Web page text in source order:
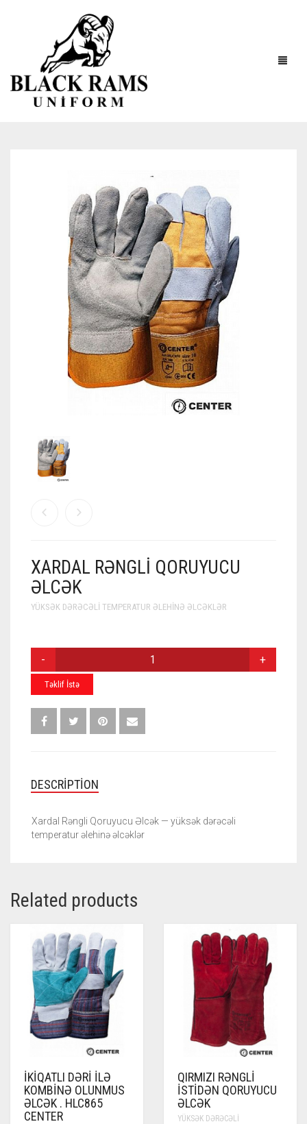
XARDAL RƏNGLI QORUYUCU
ƏLCƏK
YÜKSƏK DƏRƏCƏLI TEMPERATUR ƏLEHINƏ ƏLCƏKLƏR
QORUYUCU
ƏLCƏK
Təklif İstə
DESCRIPTION
Xardal Rəngli Qoruyucu Əlcək — yüksək dərəcəli
temperatur əlehinə əlcəklər
Related products
İKIQATLI DƏRI ILƏ
KOMBINƏ OLUNMUS
ƏLCƏK . HLC865
CENTER
QIRMIZI RƏNGLI
İSTIDƏN QORUYUCU
ƏLCƏK
YÜKSƏK DƏRƏCƏLI